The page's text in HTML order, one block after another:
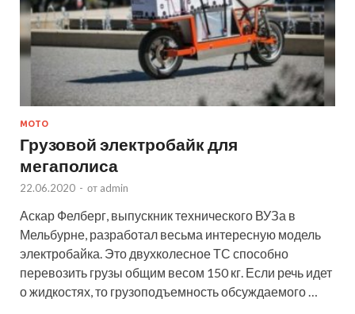
МОТО
Грузовой электробайк для
мегаполиса
22.06.2020 - от admin
Аскар Фелберг, выпускник технического ВУЗа в
Мельбурне, разработал весьма интересную модель
электробайка. Это двухколесное ТС способно
перевозить грузы общим весом 150 кг. Если речь идет
о жидкостях, то грузоподъемность обсуждаемого …